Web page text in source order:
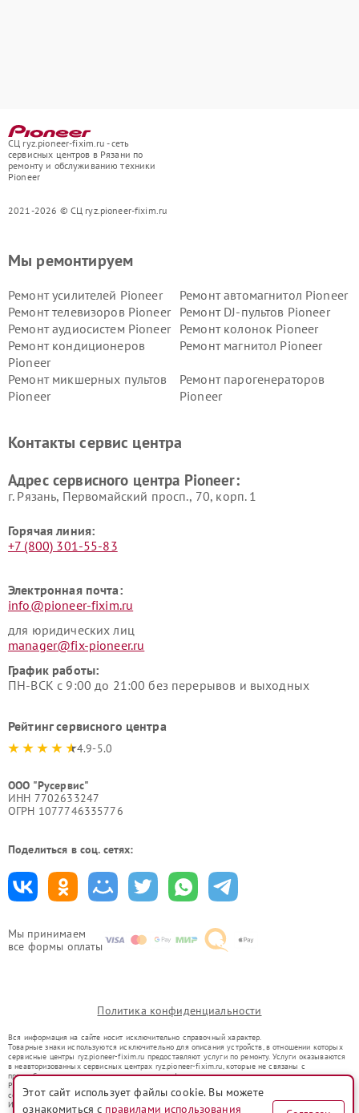
СЦ ryz.pioneer-fixim.ru - сеть
сервисных центров в Рязани по
ремонту и обслуживанию техники
Pioneer
2021-2026 © СЦ ryz.pioneer-fixim.ru
Мы принимаем
все формы оплаты
Мы ремонтируем
Ремонт усилителей Pioneer
Ремонт автомагнитол Pioneer
Ремонт телевизоров Pioneer
Ремонт DJ-пультов Pioneer
Ремонт аудиосистем Pioneer
Ремонт колонок Pioneer
Ремонт кондиционеров
Pioneer
Ремонт магнитол Pioneer
Ремонт микшерных пультов
Pioneer
Ремонт парогенераторов
Pioneer
Контакты сервис центра
Адрес сервисного центра Pioneer:
г. Рязань, Первомайский просп., 70, корп. 1
Горячая линия:
+7 (800) 301-55-83
Электронная почта:
info@pioneer-fixim.ru
для юридических лиц
manager@fix-pioneer.ru
График работы:
ПН-ВСК с 9:00 до 21:00 без перерывов и выходных
Рейтинг сервисного центра
4.9-5.0
ООО "Русервис"
ИНН 7702633247
ОГРН 1077746335776
Поделиться в соц. сетях:
Политика конфиденциальности
Вся информация на сайте носит исключительно справочный характер.
Товарные знаки используются исключительно для описания устройств, в отношении которых
сервисные центры ryz.pioneer-fixim.ru предоставляют услуги по ремонту. Услуги оказываются
в неавторизованных сервисных центрах ryz.pioneer-fixim.ru, которые не связаны с
правообладателями товарных знаков или их официальными представителями.
Ремонт осуществляется для устройств, уже введенных в гражданский оборот в соответствии
со статьей 1487 ГК РФ.
Использование товарных знаков не преследует цели индивидуализации услуг или введения
Этот сайт использует файлы cookie. Вы можете
ознакомиться с правилами использования